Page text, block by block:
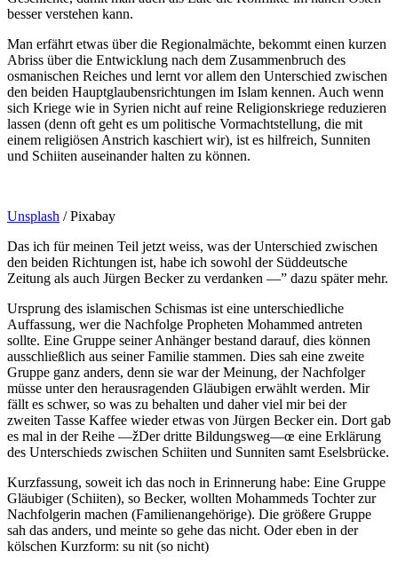
besser verstehen kann.
Man erfährt etwas über die Regionalmächte, bekommt einen kurzen
Abriss über die Entwicklung nach dem Zusammenbruch des
osmanischen Reiches und lernt vor allem den Unterschied zwischen
den beiden Hauptglaubensrichtungen im Islam kennen. Auch wenn
sich Kriege wie in Syrien nicht auf reine Religionskriege reduzieren
lassen (denn oft geht es um politische Vormachtstellung, die mit
einem religiösen Anstrich kaschiert wir), ist es hilfreich, Sunniten
und Schiiten auseinander halten zu können.
Unsplash / Pixabay
Das ich für meinen Teil jetzt weiss, was der Unterschied zwischen
den beiden Richtungen ist, habe ich sowohl der Süddeutsche
Zeitung als auch Jürgen Becker zu verdanken —” dazu später mehr.
Ursprung des islamischen Schismas ist eine unterschiedliche
Auffassung, wer die Nachfolge Propheten Mohammed antreten
sollte. Eine Gruppe seiner Anhänger bestand darauf, dies können
ausschließlich aus seiner Familie stammen. Dies sah eine zweite
Gruppe ganz anders, denn sie war der Meinung, der Nachfolger
müsse unter den herausragenden Gläubigen erwählt werden. Mir
fällt es schwer, so was zu behalten und daher viel mir bei der
zweiten Tasse Kaffee wieder etwas von Jürgen Becker ein. Dort gab
es mal in der Reihe —žDer dritte Bildungsweg—œ eine Erklärung
des Unterschieds zwischen Schiiten und Sunniten samt Eselsbrücke.
Kurzfassung, soweit ich das noch in Erinnerung habe: Eine Gruppe
Gläubiger (Schiiten), so Becker, wollten Mohammeds Tochter zur
Nachfolgerin machen (Familienangehörige). Die größere Gruppe
sah das anders, und meinte so gehe das nicht. Oder eben in der
kölschen Kurzform: su nit (so nicht)